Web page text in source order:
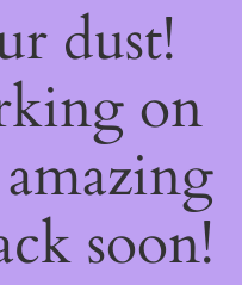
dust!
on
soon!